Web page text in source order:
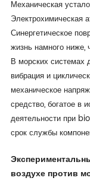
Механическая
Электрохимическая
Синергетическое
жизнь намного ниже,
В морских системах
вибрация и
механическое
средство, богатое в
деятельности при
срок службы
воздухе против